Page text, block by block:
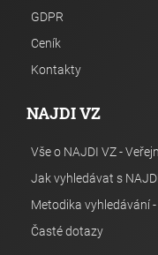
GDPR
Ceník
Kontakty
NAJDI VZ
Vše o NAJDI VZ -
Jak vyhledávat s
Metodika vyhledávání
Časté dotazy